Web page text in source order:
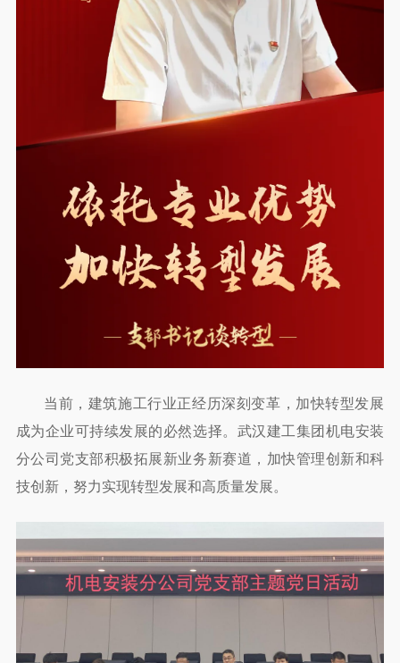
当前，建筑施工行业正经历深刻变革，加快转型发展
成为企业可持续发展的必然选择。武汉建工集团机电安装
分公司党支部积极拓展新业务新赛道，加快管理创新和科
技创新，努力实现转型发展和高质量发展。